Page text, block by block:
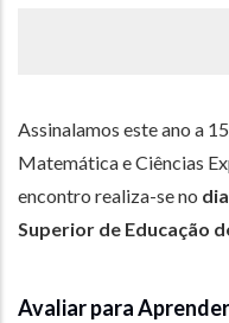
Assinalamos este ano a
Matemática e Ciências
encontro realiza-se no
Superior de Educação
Avaliar para